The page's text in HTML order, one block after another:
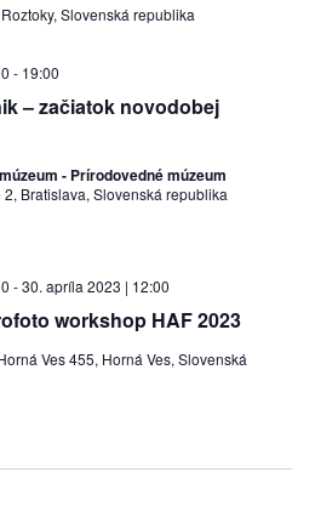
Roztoky, Slovenská republika
– začiatok novodobej
- 19:00
- Prírodovedné múzeum
Bratislava, Slovenská republika
workshop HAF 2023
-30. apríla 2023 | 12:00
Ves 455, Horná Ves, Slovenská